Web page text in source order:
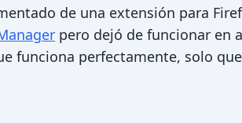
de una extensión para
pero dejó de funcionar en
funciona perfectamente, solo